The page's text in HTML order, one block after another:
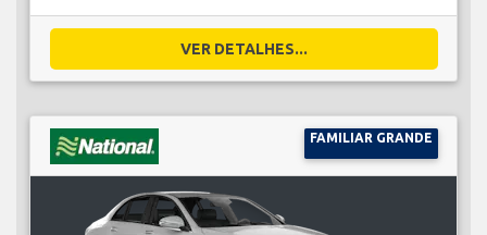
VER DETALHES...
FAMILIAR GRANDE